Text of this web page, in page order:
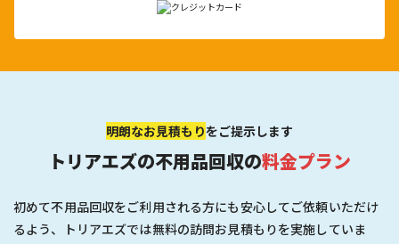
明朗なお見積もりをご提示します
トリアエズの不用品回収の料金プラン
初めて不用品回収をご利用される方にも安心してご依頼いただけ
るよう、トリアエズでは無料の訪問お見積もりを実施していま